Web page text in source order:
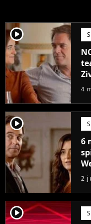
player2
4
player2
6
2
player2